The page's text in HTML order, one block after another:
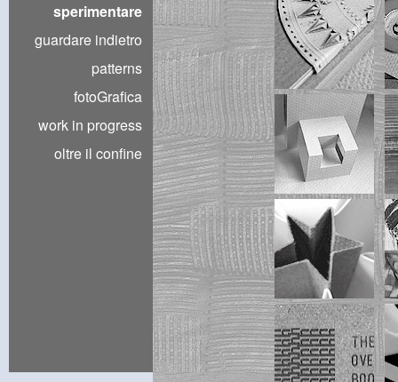
sperimentare
guardare indietro
patterns
fotoGrafica
work in progress
oltre il confine